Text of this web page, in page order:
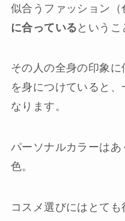
似合うファッション（
に合っている というこ
その人の全身の印象に
を身につけていると
なります。
パーソナルカラーは
色。
コスメ選びにはとても